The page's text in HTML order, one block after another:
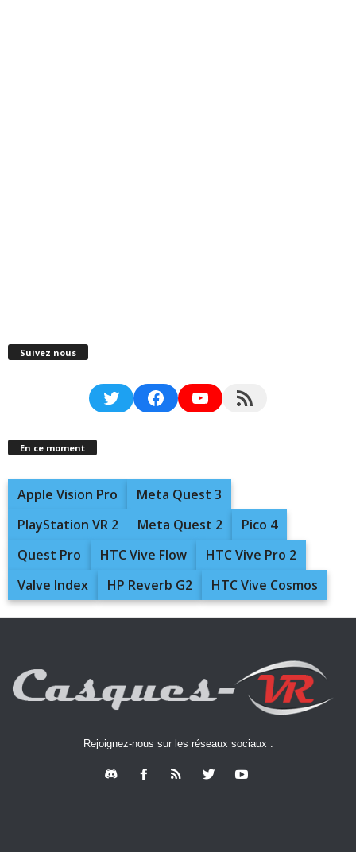
Suivez nous
TwitterFacebookYouTubeRSS Feed
En ce moment
Apple Vision Pro
Meta Quest 3
PlayStation VR 2
Meta Quest 2
Pico 4
Quest Pro
HTC Vive Flow
HTC Vive Pro 2
Valve Index
HP Reverb G2 HTC Vive Cosmos
Rejoignez-nous sur les réseaux sociaux :